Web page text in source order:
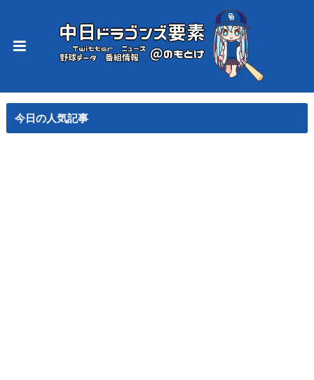
今日の人気記事